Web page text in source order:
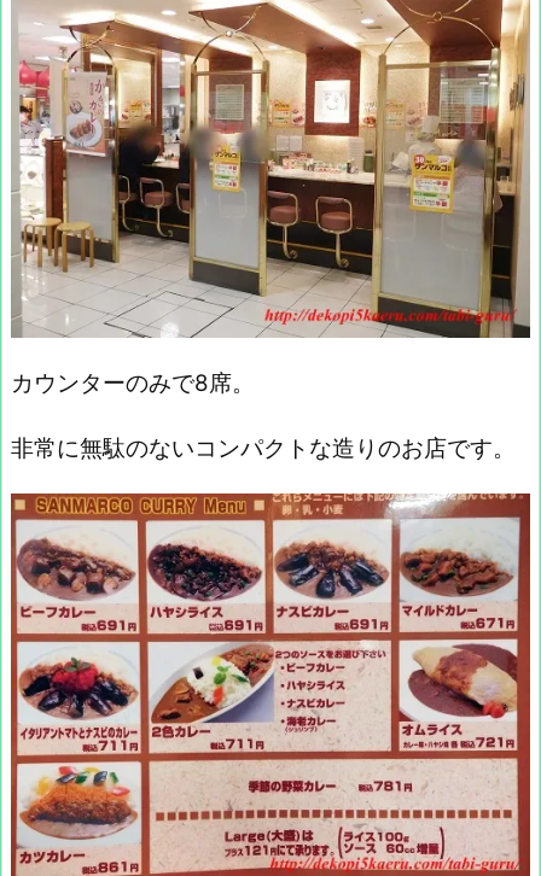
カウンターのみで8席。
非常に無駄のないコンパクトな造りのお店です。